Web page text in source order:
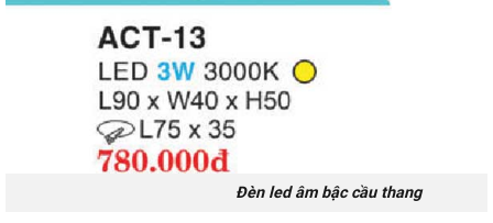
Đèn led âm bậc cầu thang